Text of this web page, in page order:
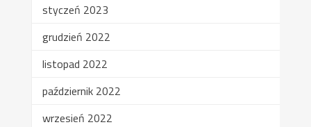
styczeń 2023
grudzień 2022
listopad 2022
październik 2022
wrzesień 2022